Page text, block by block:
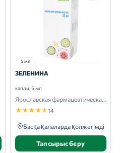
5 мл
ЗЕЛЕНИНА
капли, 5 мл
Ярославская фармацевтическая фабрика
★★★★★14
Басқа қалаларда қолжетімді
Тапсырыс беру